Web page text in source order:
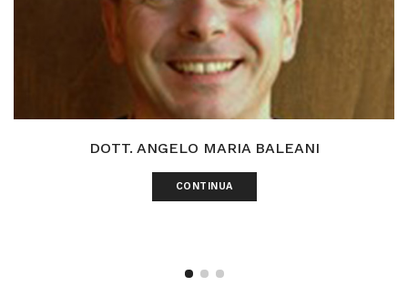
DOTT. ANGELO MARIA BALEANI
CONTINUA